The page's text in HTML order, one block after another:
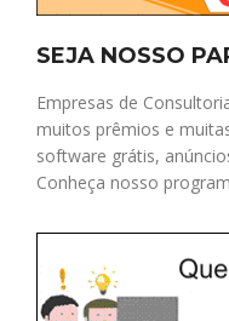
SEJA NOSSO
Empresas de
muitos prêmios e
software grátis,
Conheça nosso